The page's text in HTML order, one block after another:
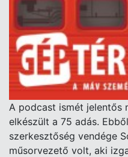
A podcast ismét jelentős
elkészült a 75 adás.
szerkesztőség vendége
műsorvezető volt, aki